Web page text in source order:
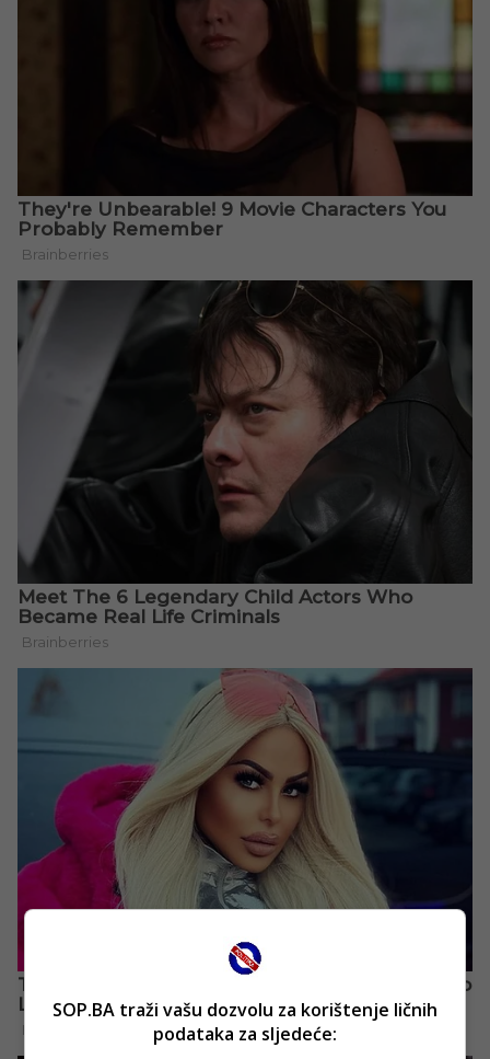
SOP.BA traži vašu dozvolu za korištenje ličnih
podataka za sljedeće: